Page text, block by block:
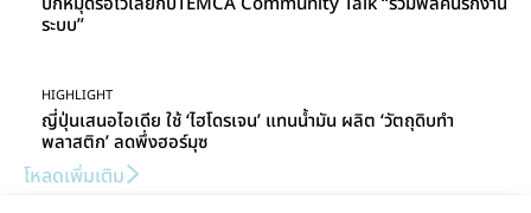
ระบบ”
HIGHLIGHT
ญี่ปุ่นเสนอไอเดีย ใช้ ‘ไฮโดรเจน’ แทนน้ำมัน ผลิต ‘วัตถุดิบทำ
พลาสติก’ ลดพึ่งฮอร์มุซ
โหลดเพิ่มเติม